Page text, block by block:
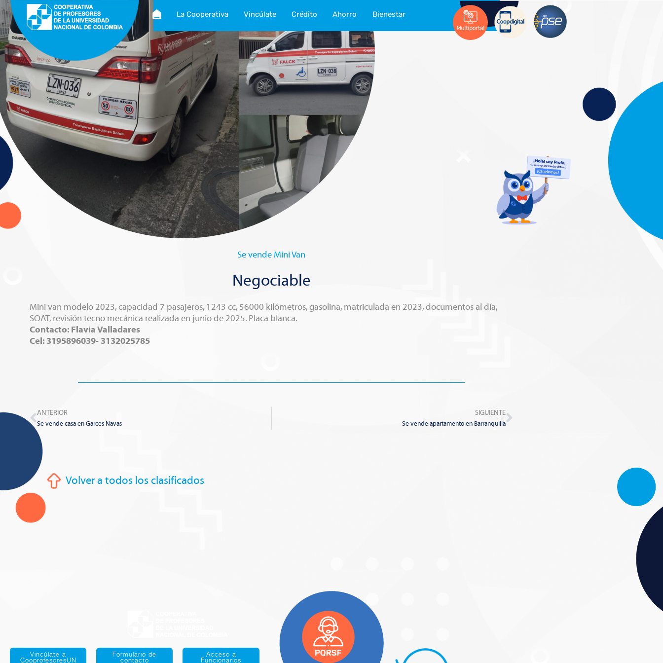
La Cooperativa Vincúlate Crédito Ahorro Bienestar
Se vende Mini Van
Negociable
Mini van modelo 2023, capacidad 7 pasajeros, 1243 cc, 56000 kilómetros, gasolina, matriculada en 2023, documentos al día,
SOAT, revisión tecno mecánica realizada en junio de 2025. Placa blanca.
Contacto: Flavia Valladares
Cel: 3195896039- 3132025785
Prev
ANTERIOR
Se vende casa en Garces Navas
SIGUIENTE
Se vende apartamento en Barranquilla
Next
Volver a todos los clasificados
Vincúlate a
CooprofesoresUN
Formulario de
contacto
Acceso a
Funcionarios